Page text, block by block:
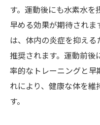
す。運動後にも水素水を
早める効果が期待されま
は、体内の炎症を抑え
推奨されます。運動前後
率的なトレーニングと早
れにより、健康な体を維
す。